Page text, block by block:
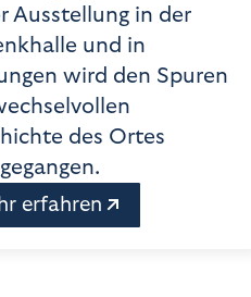
Ausstellung in der
und in
wird den Spuren
des Ortes
erfahren